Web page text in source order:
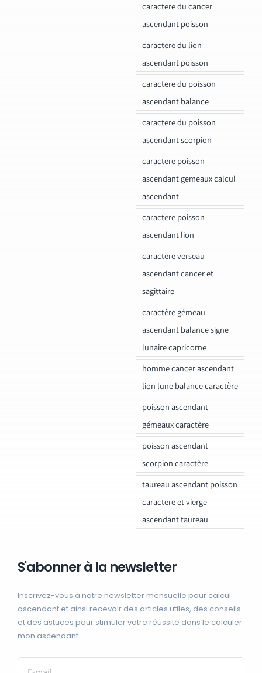
caractere du cancer
ascendant poisson
caractere du lion
ascendant poisson
caractere du poisson
ascendant balance
caractere du poisson
ascendant scorpion
caractere poisson
ascendant gemeaux calcul
ascendant
caractere poisson
ascendant lion
caractere verseau
ascendant cancer et
sagittaire
caractère gémeau
ascendant balance signe
lunaire capricorne
homme cancer ascendant
lion lune balance caractère
poisson ascendant
gémeaux caractère
poisson ascendant
scorpion caractère
taureau ascendant poisson
caractere et vierge
ascendant taureau
S'abonner à la newsletter
Inscrivez-vous à notre newsletter mensuelle pour calcul
ascendant et ainsi recevoir des articles utiles, des conseils
et des astuces pour stimuler votre réussite dans le calculer
mon ascendant :